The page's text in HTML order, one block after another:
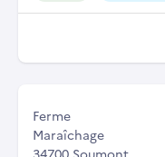
Ferme
Maraîchage
34700 Soumont